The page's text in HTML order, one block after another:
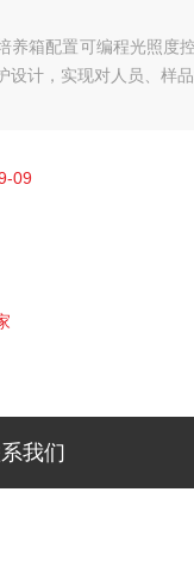
养箱配置可编程光照度
设计，实现对人员、样
09
我们